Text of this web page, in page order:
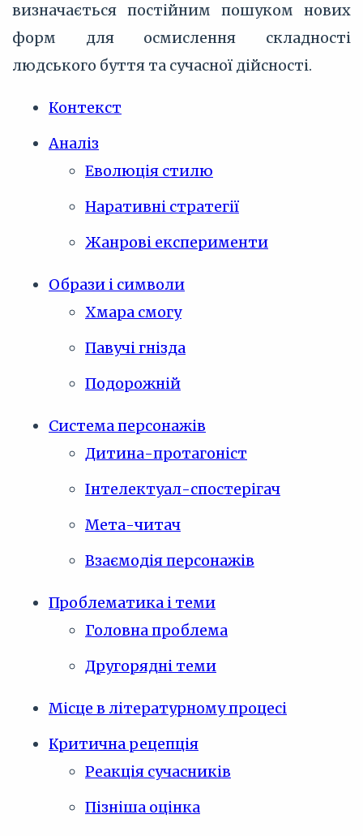
визначається постійним пошуком нових
форм для осмислення складності
людського буття та сучасної дійсності.
Контекст
Аналіз
Еволюція стилю
Наративні стратегії
Жанрові експерименти
Образи і символи
Хмара смогу
Павучі гнізда
Подорожній
Система персонажів
Дитина-протагоніст
Інтелектуал-спостерігач
Мета-читач
Взаємодія персонажів
Проблематика і теми
Головна проблема
Другорядні теми
Місце в літературному процесі
Критична рецепція
Реакція сучасників
Пізніша оцінка